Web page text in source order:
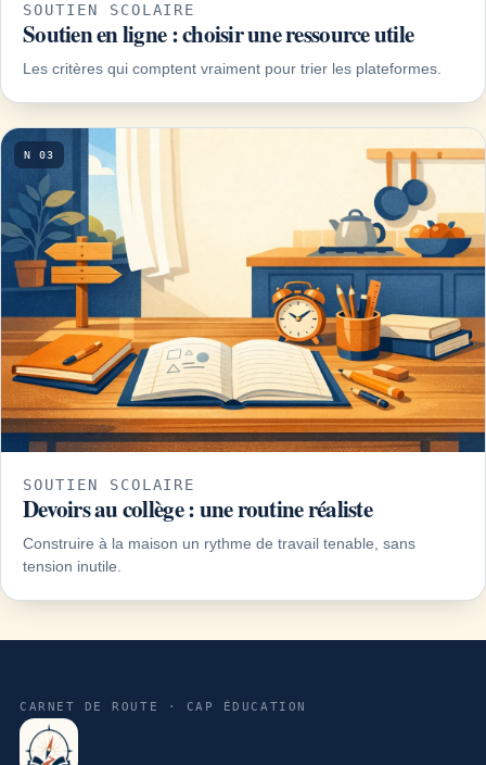
SOUTIEN SCOLAIRE
Soutien en ligne : choisir une ressource utile
Les critères qui comptent vraiment pour trier les plateformes.
N 03
SOUTIEN SCOLAIRE
Devoirs au collège : une routine réaliste
Construire à la maison un rythme de travail tenable, sans
tension inutile.
CARNET DE ROUTE · CAP ÉDUCATION